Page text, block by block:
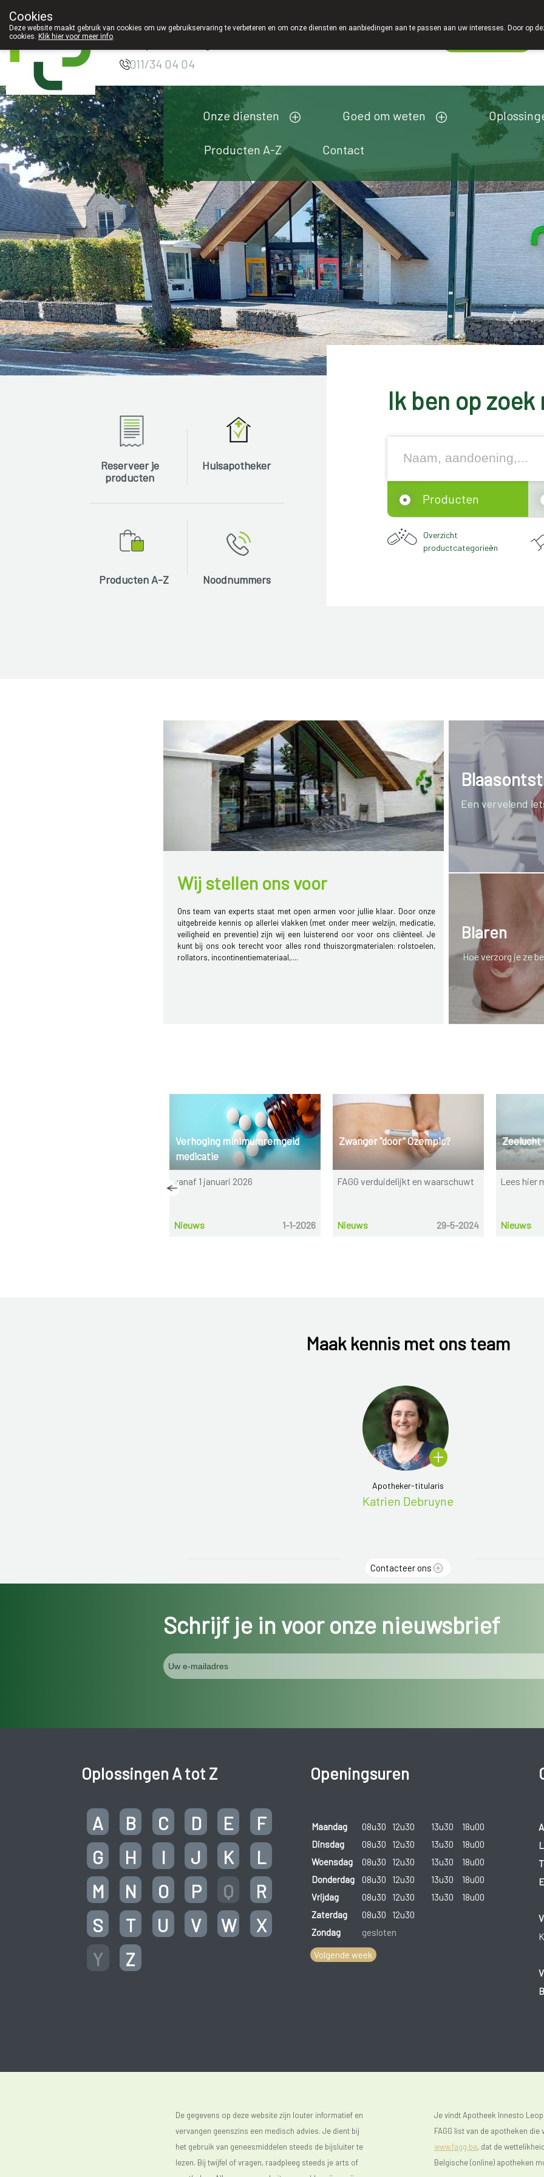
Apotheek Innesto
011/34 04 04
Onze diensten Goed om weten
Producten A-Z Contact
Reserveer je
producten
Huisapotheker
Producten A-Z Noodnummers
Ik ben op zoek
Producten
Overzicht
productcategorieën
Wij stellen ons voor
Ons team van experts staat met open armen voor jullie klaar. Door onze
uitgebreide kennis op allerlei vlakken (met onder meer welzijn, medicatie,
veiligheid en preventie) zijn wij een luisterend oor voor ons cliënteel. Je
kunt bij ons ook terecht voor alles rond thuiszorgmaterialen: rolstoelen,
rollators, incontinentiemateriaal,....
Een vervelend
Blaren
Hoe verzorg je ze
Verhoging minimumremgeld
medicatie
vanaf 1 januari 2026
Nieuws 1-1-2026
Zwanger "door" Ozempic?
FAGG verduidelijkt en waarschuwt
Nieuws 29-5-2024
Zeelucht
Lees hier
Nieuws
Maak kennis met ons team
Apotheker-titularis
Katrien Debruyne
Contacteer ons
Schrijf je in voor onze nieuwsbrief
Oplossingen A tot Z
A B C D E
F
G
H I J K
L
M
N O P Q
R
S
T U V W
X
Y
Z
Openingsuren
Maandag 08u30 12u30 13u30
18u00
Dinsdag
08u30 12u30 13u30
18u00
Woensdag
08u30 12u30 13u30
18u00
Donderdag
08u30 12u30 13u30
18u00
Vrijdag
08u30 12u30 13u30
18u00
Zaterdag
08u30
12u30
Zondag
gesloten
Volgende week
De gegevens op deze website zijn louter informatief en
vervangen geenszins een medisch advies. Je dient bij
het gebruik van geneesmiddelen steeds de bijsluiter te
lezen. Bij twijfel of vragen, raadpleeg steeds je arts of
Je vindt Apotheek Innesto
FAGG list van de apotheken die
www.fagg.be, dat de
Belgische (online) apotheken
Cookies
Deze website maakt gebruik van cookies om uw gebruikservaring te verbeteren en om onze diensten en aanbiedingen aan te passen aan uw interesses. Door op
cookies. Klik hier voor meer info.